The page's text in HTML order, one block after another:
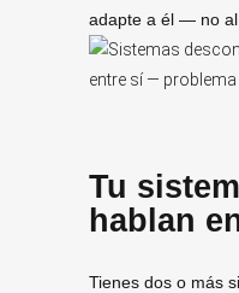
adapte a él — no al
Tu
hablan
Tienes dos o más